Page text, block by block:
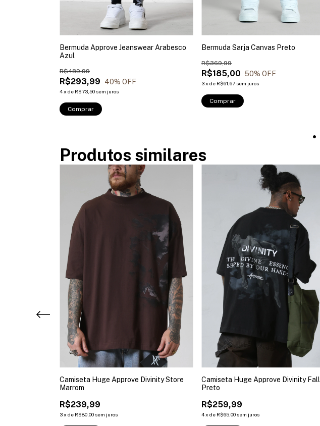
Bermuda Approve Jeanswear Arabesco
Azul
R$293,99
R$489,99
40% OFF
4x de R$73,50 sem juros
Comprar
Bermuda Sarja Canvas Preto
R$185,00
R$369,99
50% OFF
3x de R$61,67 sem juros
Comprar
Produtos similares
Camiseta Huge Approve Divinity Store
Marrom
R$239,99
3x de R$80,00 sem juros
Camiseta Huge Approve Divinity Fall
Preto
R$259,99
4x de R$65,00 sem juros